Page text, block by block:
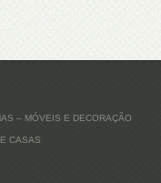
– MÓVEIS E DECORAÇÃO
CASAS